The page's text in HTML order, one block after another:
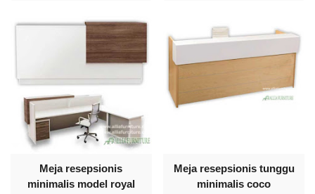
Meja resepsionis
minimalis model royal
Meja resepsionis tunggu
minimalis coco